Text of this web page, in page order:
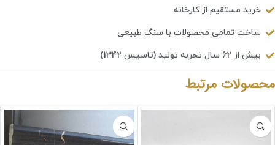
خرید مستقیم از کارخانه
ساخت تمامی محصولات با سنگ طبیعی
بیش از 62 سال تجربه تولید (تاسیس 1342)
محصولات مرتبط